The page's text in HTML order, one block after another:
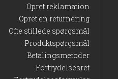
Opret reklamation
Opret en returnering
Ofte stillede spørgsmål
Produktspørgsmål
Betalingsmetoder
Fortrydelsesret